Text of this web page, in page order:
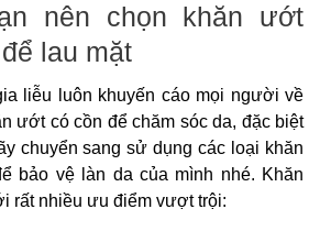
nên chọn khăn ướt
lau mặt
liễu luôn khuyến cáo mọi người về
ướt có cồn để chăm sóc da, đặc biệt
chuyển sang sử dụng các loại khăn
bảo vệ làn da của mình nhé. Khăn
rất nhiều ưu điểm vượt trội: